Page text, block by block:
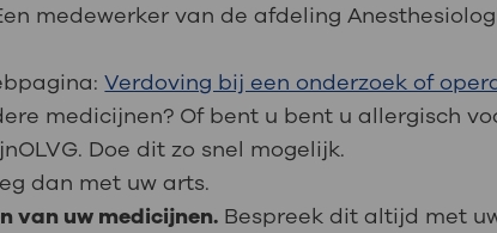
medewerker van de afdeling
Verdoving bij een onderzoek of
medicijnen? Of bent u bent u allergisch
Doe dit zo snel mogelijk.
dan met uw arts.
van uw medicijnen. Bespreek dit altijd met